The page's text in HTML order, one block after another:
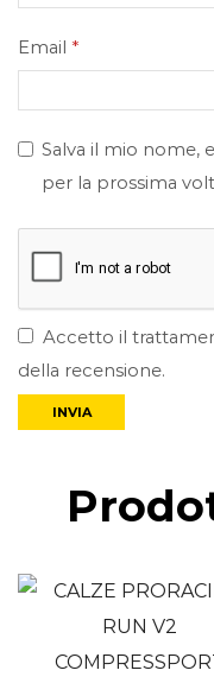
Email *
Salva il mio nome,
per la prossima
Accetto il
della recensione.